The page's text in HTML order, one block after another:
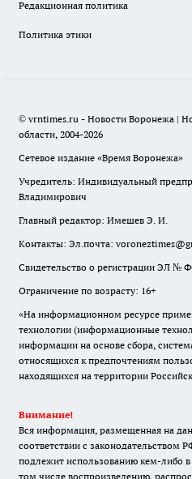
Редакционная политика
Политика этики
© vrntimes.ru - Новости Воронежа |
области, 2004-2026
Сетевое издание «Время Воронежа»
Учредитель: Индивидуальный
Владимирович
Главный редактор: Имешев Э. И.
Контакты: Эл.почта:
Свидетельство о регистрации ЭЛ №
Ограничение по возрасту: 16+
«На информационном ресурсе
технологии (информационные
информации на основе сбора,
относящихся к предпочтениям
находящихся на территории
Внимание!
Вся информация, размещенная на
соответствии с законодательством
подлежит использованию кем-либо
том числе воспроизведению,